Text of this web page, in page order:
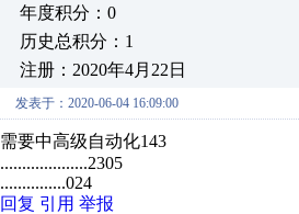
年度积分：0
历史总积分：1
注册：2020年4月22日
发表于：2020-06-04 16:09:00
需要中高级自动化143
....................2305
...............024
回复 引用 举报